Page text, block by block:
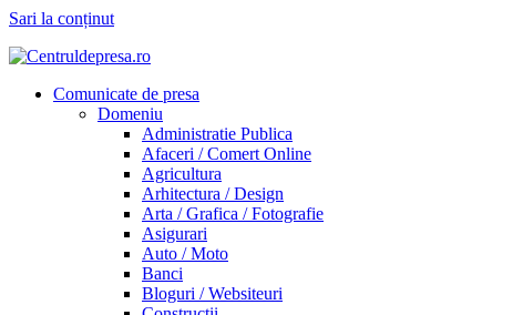
Sari la conținut
Comunicate de presa
Domeniu
Administratie Publica
Afaceri / Comert Online
Agricultura
Arhitectura / Design
Arta / Grafica / Fotografie
Asigurari
Auto / Moto
Banci
Bloguri / Websiteuri